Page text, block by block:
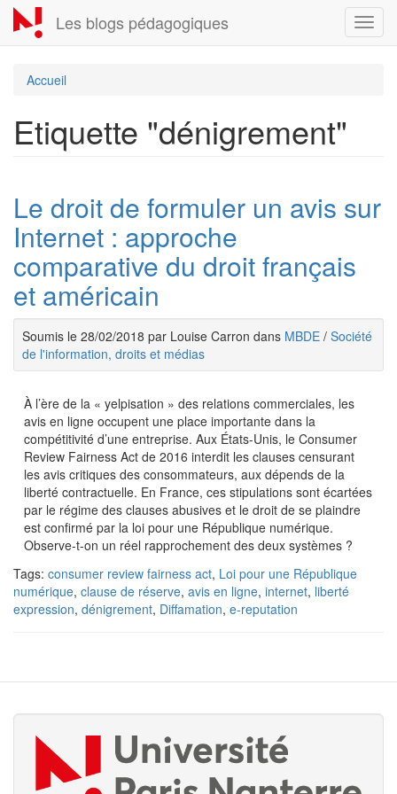
Aller
au
contenu
Les blogs pédagogiques
Accueil
Etiquette "dénigrement"
Le droit de formuler un avis sur
Internet : approche
comparative du droit français
et américain
Soumis le 28/02/2018 par Louise Carron dans MBDE / Société
de l'information, droits et médias
À l’ère de la « yelpisation » des relations commerciales, les
avis en ligne occupent une place importante dans la
compétitivité d’une entreprise. Aux États-Unis, le Consumer
Review Fairness Act de 2016 interdit les clauses censurant
les avis critiques des consommateurs, aux dépends de la
liberté contractuelle. En France, ces stipulations sont écartées
par le régime des clauses abusives et le droit de se plaindre
est confirmé par la loi pour une République numérique.
Observe-t-on un réel rapprochement des deux systèmes ?
Tags: consumer review fairness act, Loi pour une République
numérique, clause de réserve, avis en ligne, internet, liberté
expression, dénigrement, Diffamation, e-reputation